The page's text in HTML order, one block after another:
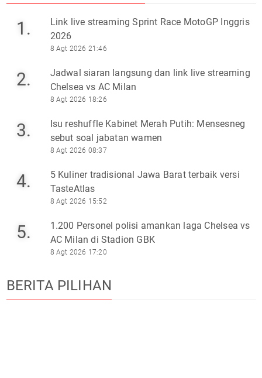
1.
Link live streaming Sprint Race MotoGP Inggris
2026
8 Agt 2026 21:46
2.
Jadwal siaran langsung dan link live streaming
Chelsea vs AC Milan
8 Agt 2026 18:26
3.
Isu reshuffle Kabinet Merah Putih: Mensesneg
sebut soal jabatan wamen
8 Agt 2026 08:37
4.
5 Kuliner tradisional Jawa Barat terbaik versi
TasteAtlas
8 Agt 2026 15:52
5.
1.200 Personel polisi amankan laga Chelsea vs
AC Milan di Stadion GBK
8 Agt 2026 17:20
BERITA PILIHAN